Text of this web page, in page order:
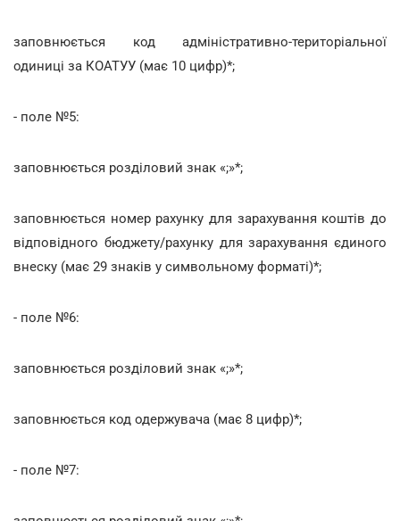
заповнюється код адміністративно-територіальної
одиниці за КОАТУУ (має 10 цифр)*;
- поле №5:
заповнюється розділовий знак «;»*;
заповнюється номер рахунку для зарахування коштів до
відповідного бюджету/рахунку для зарахування єдиного
внеску (має 29 знаків у символьному форматі)*;
- поле №6:
заповнюється розділовий знак «;»*;
заповнюється код одержувача (має 8 цифр)*;
- поле №7: